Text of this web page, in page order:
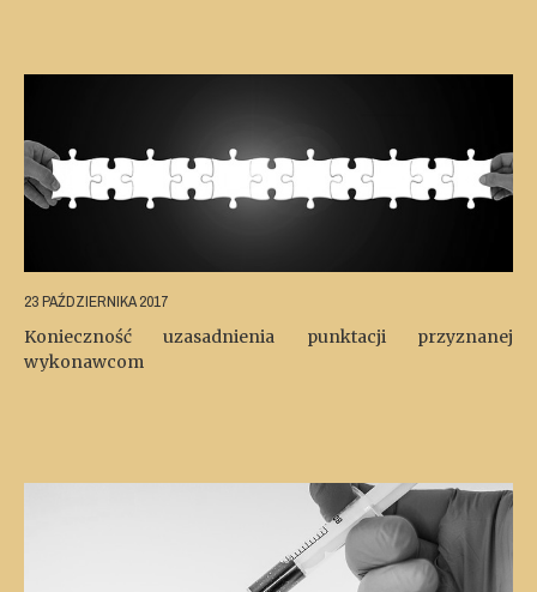
23 PAŹDZIERNIKA 2017
Konieczność uzasadnienia punktacji przyznanej
wykonawcom